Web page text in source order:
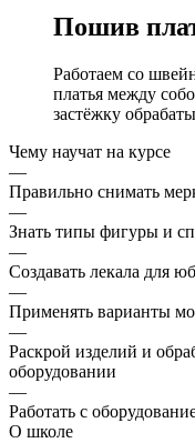
Пошив
Работаем со
платья между
застёжку
Чему научат на курсе
—
Правильно снимать
—
Знать типы фигуры и
—
Создавать лекала для
—
Применять варианты
—
Раскрой изделий и
оборудовании
—
Работать с
О школе